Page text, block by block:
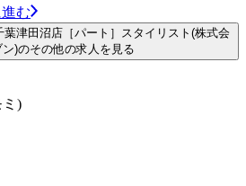
む
津田沼店［パート］スタイリスト(株式会
)のその他の求人を見る
)